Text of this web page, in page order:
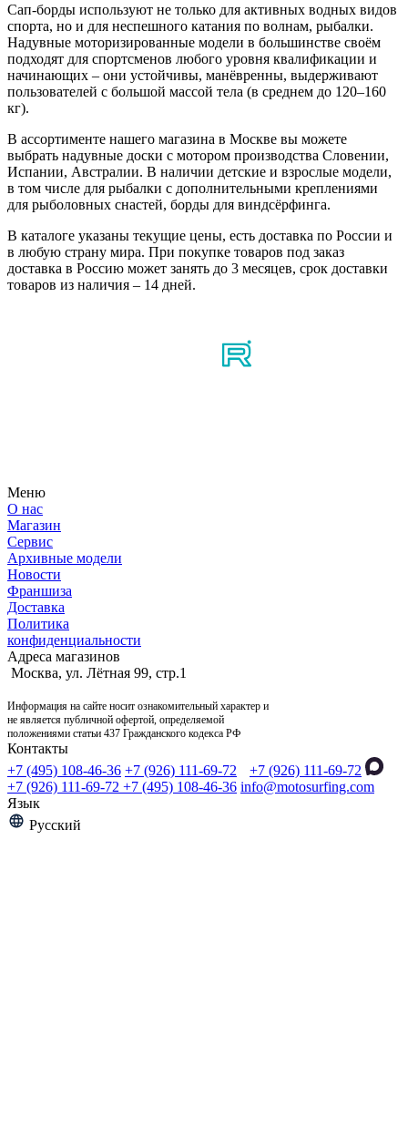
Сап-борды используют не только для активных водных видов
спорта, но и для неспешного катания по волнам, рыбалки.
Надувные моторизированные модели в большинстве своём
подходят для спортсменов любого уровня квалификации и
начинающих – они устойчивы, манёвренны, выдерживают
пользователей с большой массой тела (в среднем до 120–160
кг).
В ассортименте нашего магазина в Москве вы можете
выбрать надувные доски с мотором производства Словении,
Испании, Австралии. В наличии детские и взрослые модели,
в том числе для рыбалки с дополнительными креплениями
для рыболовных снастей, борды для виндсёрфинга.
В каталоге указаны текущие цены, есть доставка по России и
в любую страну мира. При покупке товаров под заказ
доставка в Россию может занять до 3 месяцев, срок доставки
товаров из наличия – 14 дней.
Меню
О нас
Магазин
Сервис
Архивные модели
Новости
Франшиза
Доставка
Политика
конфиденциальности
Адреса магазинов
Москва, ул. Лётная 99, стр.1
Информация на сайте носит ознакомительный характер и
не является публичной офертой, определяемой
положениями статьи 437 Гражданского кодекса РФ
Контакты
+7 (495) 108-46-36 +7 (926) 111-69-72
+7 (926) 111-69-72
+7 (926) 111-69-72 +7 (495) 108-46-36 info@motosurfing.com
Язык
Русский